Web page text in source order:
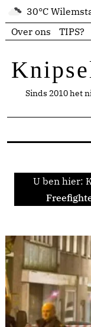
30°C
Over ons
TIPS?
Sinds 2010 het
U ben hier: